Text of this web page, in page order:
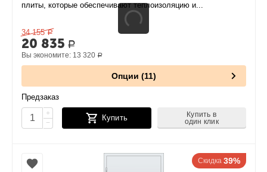
плиты, которые обеспечивают теплоизоляцию и...
34 155 Р
20 835 Р
Вы экономите: 13 320 Р
Опции (11)
Предзаказ
+
−
Купить
Купить в
один клик
Скидка 39%